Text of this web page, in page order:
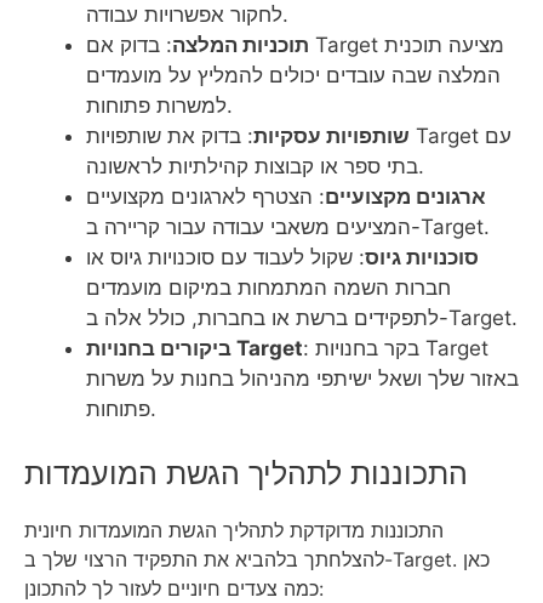
לחקור אפשרויות עבודה.
תוכניות המלצה: בדוק אם Target מציעה תוכנית
המלצה שבה עובדים יכולים להמליץ על מועמדים
למשרות פתוחות.
שותפויות עסקיות: בדוק את שותפויות Target עם
בתי ספר או קבוצות קהילתיות לראשונה.
ארגונים מקצועיים: הצטרף לארגונים מקצועיים
המציעים משאבי עבודה עבור קריירה ב-Target.
סוכנויות גיוס: שקול לעבוד עם סוכנויות גיוס או
חברות השמה המתמחות במיקום מועמדים
לתפקידים ברשת או בחברות, כולל אלה ב-Target.
ביקורים בחנויות Target: בקר בחנויות Target
באזור שלך ושאל ישיתפי מהניהול בחנות על משרות
פתוחות.
התכוננות לתהליך הגשת המועמדות
התכוננות מדוקדקת לתהליך הגשת המועמדות חיונית
להצלחתך בלהביא את התפקיד הרצוי שלך ב-Target. כאן
כמה צעדים חיוניים לעזור לך להתכונן: